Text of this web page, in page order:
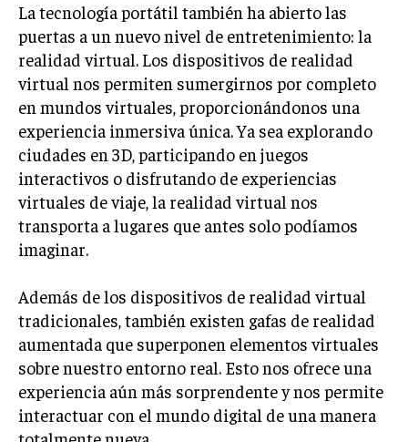
La tecnología portátil también ha abierto las
puertas a un nuevo nivel de entretenimiento: la
realidad virtual. Los dispositivos de realidad
virtual nos permiten sumergirnos por completo
en mundos virtuales, proporcionándonos una
experiencia inmersiva única. Ya sea explorando
ciudades en 3D, participando en juegos
interactivos o disfrutando de experiencias
virtuales de viaje, la realidad virtual nos
transporta a lugares que antes solo podíamos
imaginar.
Además de los dispositivos de realidad virtual
tradicionales, también existen gafas de realidad
aumentada que superponen elementos virtuales
sobre nuestro entorno real. Esto nos ofrece una
experiencia aún más sorprendente y nos permite
interactuar con el mundo digital de una manera